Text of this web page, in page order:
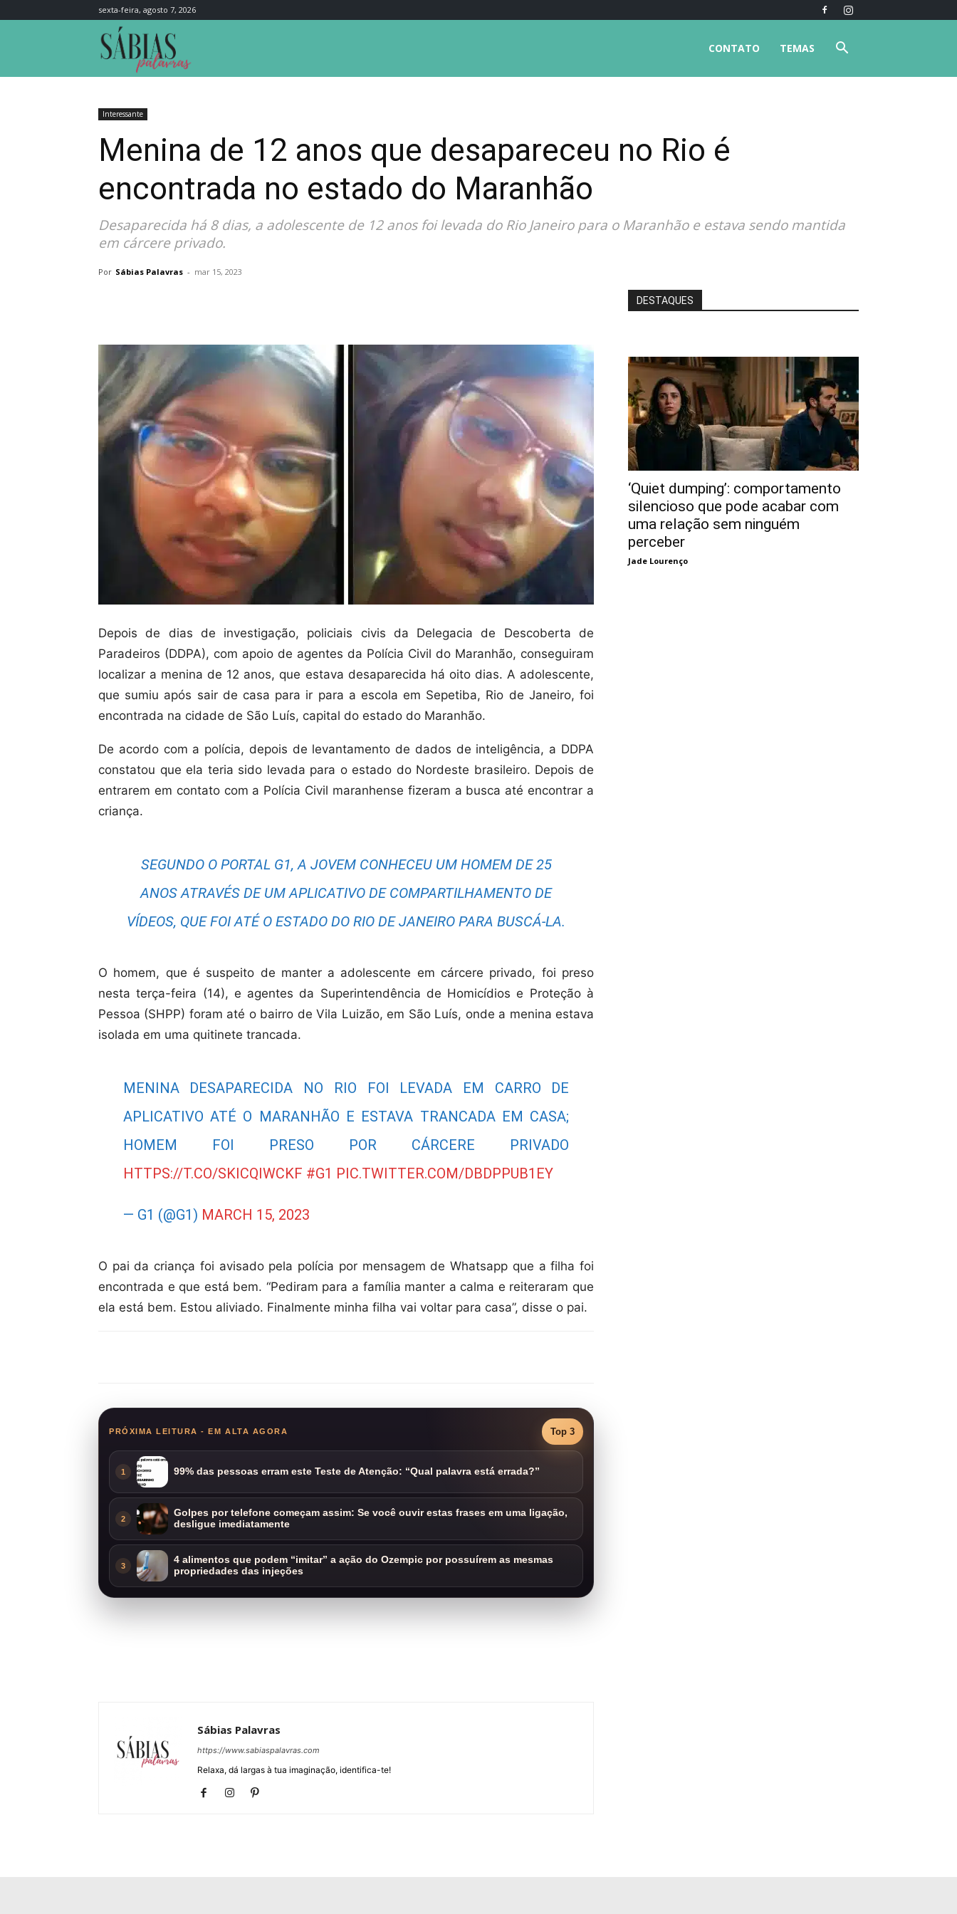
sexta-feira, agosto 7, 2026
TEMAS
CONTATO
Interessante
Menina de 12 anos que desapareceu no Rio é
encontrada no estado do Maranhão
Desaparecida há 8 dias, a adolescente de 12 anos foi levada do Rio Janeiro para o Maranhão e estava sendo mantida
em cárcere privado.
Por Sábias Palavras - mar 15, 2023
Depois de dias de investigação, policiais civis da Delegacia de Descoberta de
Paradeiros (DDPA), com apoio de agentes da Polícia Civil do Maranhão, conseguiram
localizar a menina de 12 anos, que estava desaparecida há oito dias. A adolescente,
que sumiu após sair de casa para ir para a escola em Sepetiba, Rio de Janeiro, foi
encontrada na cidade de São Luís, capital do estado do Maranhão.
De acordo com a polícia, depois de levantamento de dados de inteligência, a DDPA
constatou que ela teria sido levada para o estado do Nordeste brasileiro. Depois de
entrarem em contato com a Polícia Civil maranhense fizeram a busca até encontrar a
criança.
SEGUNDO O PORTAL G1, A JOVEM CONHECEU UM HOMEM DE 25
ANOS ATRAVÉS DE UM APLICATIVO DE COMPARTILHAMENTO DE
VÍDEOS, QUE FOI ATÉ O ESTADO DO RIO DE JANEIRO PARA BUSCÁ-LA.
O homem, que é suspeito de manter a adolescente em cárcere privado, foi preso
nesta terça-feira (14), e agentes da Superintendência de Homicídios e Proteção à
Pessoa (SHPP) foram até o bairro de Vila Luizão, em São Luís, onde a menina estava
isolada em uma quitinete trancada.
MENINA DESAPARECIDA NO RIO FOI LEVADA EM CARRO DE
APLICATIVO ATÉ O MARANHÃO E ESTAVA TRANCADA EM CASA;
HOMEM FOI PRESO POR CÁRCERE PRIVADO
HTTPS://T.CO/SKICQIWCKF #G1 PIC.TWITTER.COM/DBDPPUB1EY
— G1 (@G1) MARCH 15, 2023
O pai da criança foi avisado pela polícia por mensagem de Whatsapp que a filha foi
encontrada e que está bem. “Pediram para a família manter a calma e reiteraram que
ela está bem. Estou aliviado. Finalmente minha filha vai voltar para casa”, disse o pai.
PRÓXIMA LEITURA - EM ALTA AGORA Top 3
1 99% das pessoas erram este Teste de Atenção: “Qual palavra está errada?”
2
Golpes por telefone começam assim: Se você ouvir estas frases em uma ligação,
desligue imediatamente
3
4 alimentos que podem “imitar” a ação do Ozempic por possuírem as mesmas
propriedades das injeções
Sábias Palavras
https://www.sabiaspalavras.com
Relaxa, dá largas à tua imaginação, identifica-te!
DESTAQUES
‘Quiet dumping’: comportamento
silencioso que pode acabar com
uma relação sem ninguém
perceber
Jade Lourenço